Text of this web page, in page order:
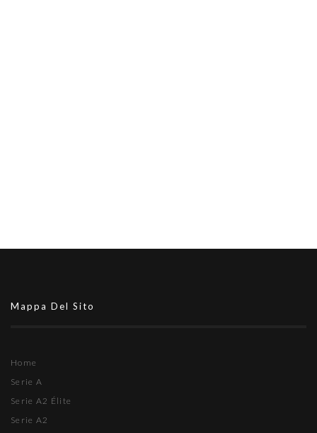
Mappa Del Sito
Home
Serie A
Serie A2 Élite
Serie A2